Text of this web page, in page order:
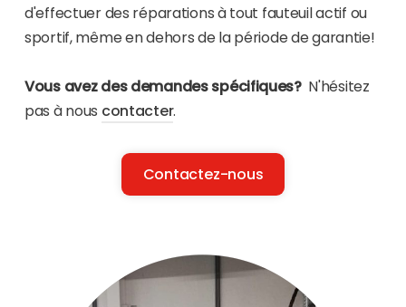
d'effectuer des réparations à tout fauteuil actif ou
sportif, même en dehors de la période de garantie!
Vous avez des demandes spécifiques? N'hésitez
pas à nous contacter.
Contactez-nous